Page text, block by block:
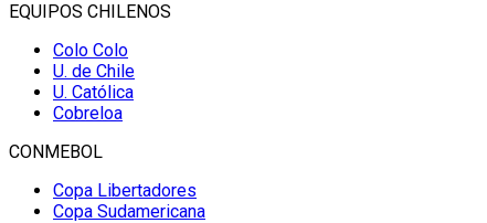
EQUIPOS CHILENOS
Colo Colo
U. de Chile
U. Católica
Cobreloa
CONMEBOL
Copa Libertadores
Copa Sudamericana